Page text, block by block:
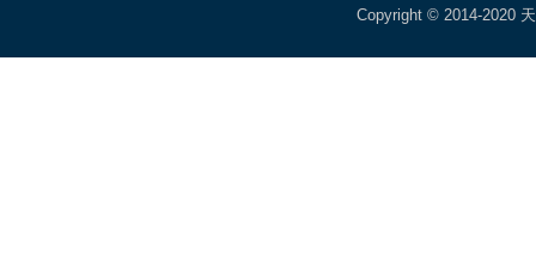
Copyright © 2014-2020